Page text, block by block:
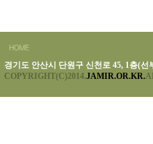
경기도 안산시 단원구 신천로 45, 1층(선
COPYRIGHT(C)2014.JAMIR.OR.KR.